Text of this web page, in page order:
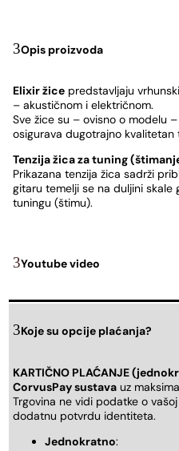
Opis proizvoda
Elixir žice predstavljaju
– akustičnom i električnom.
Sve žice su – ovisno o modelu
osigurava dugotrajno kvalitetan
Tenzija žica za tuning
Prikazana tenzija žica sadrži
gitaru temelji se na duljini
tuningu (štimu).
Youtube video
Koje su opcije plaćanja?
KARTIČNO PLAĆANJE
CorvusPay sustava uz
Trgovina ne vidi podatke o
dodatnu potvrdu identiteta.
Jednokratno: